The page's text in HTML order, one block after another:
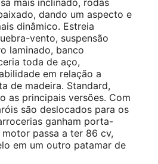
mais inclinado, rodas
dando um aspecto e
dinâmico. Estreia
vento, suspensão
laminado, banco
toda de aço,
em relação a
de madeira. Standard,
as principais versões. Com
são deslocados para os
ganham porta-
passa a ter 86 cv,
em um outro patamar de